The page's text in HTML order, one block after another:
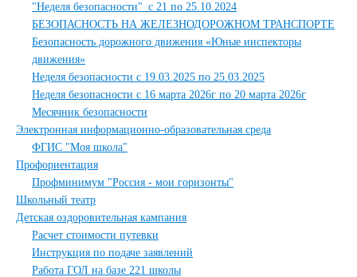
"Неделя безопасности"_с 21 по 25.10.2024
БЕЗОПАСНОСТЬ НА ЖЕЛЕЗНОДОРОЖНОМ ТРАНСПОРТЕ
Безопасность дорожного движения «Юные инспекторы
движения»
Неделя безопасности с 19.03.2025 по 25.03.2025
Неделя безопасности с 16 марта 2026г по 20 марта 2026г
Месячник безопасности
Электронная информационно-образовательная среда
ФГИС "Моя школа"
Профориентация
Профминимум "Россия - мои горизонты"
Школьный театр
Детская оздоровительная кампания
Расчет стоимости путевки
Инструкция по подаче заявлений
Работа ГОЛ на базе 221 школы